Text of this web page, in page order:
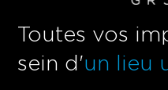
Toutes vos
sein d'un lieu